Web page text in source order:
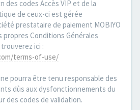
codes Accès VIP et de la
de ceux-ci est gérée
prestataire de paiement MOBIYO
propres Conditions Générales
ici :
terms-of-use/
pourra être tenu responsable des
dùs aux dysfonctionnements du
des codes de validation.